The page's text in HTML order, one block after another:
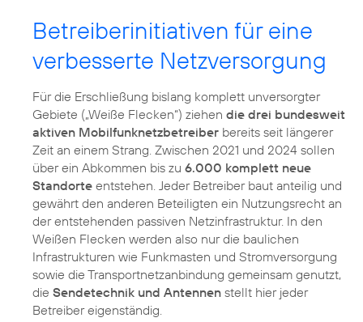
Betreiberinitiativen für eine
verbesserte Netzversorgung
Für die Erschließung bislang komplett unversorgter
Gebiete („Weiße Flecken“) ziehen die drei bundesweit
aktiven Mobilfunknetzbetreiber bereits seit längerer
Zeit an einem Strang. Zwischen 2021 und 2024 sollen
über ein Abkommen bis zu 6.000 komplett neue
Standorte entstehen. Jeder Betreiber baut anteilig und
gewährt den anderen Beteiligten ein Nutzungsrecht an
der entstehenden passiven Netzinfrastruktur. In den
Weißen Flecken werden also nur die baulichen
Infrastrukturen wie Funkmasten und Stromversorgung
sowie die Transportnetzanbindung gemeinsam genutzt,
die Sendetechnik und Antennen stellt hier jeder
Betreiber eigenständig.